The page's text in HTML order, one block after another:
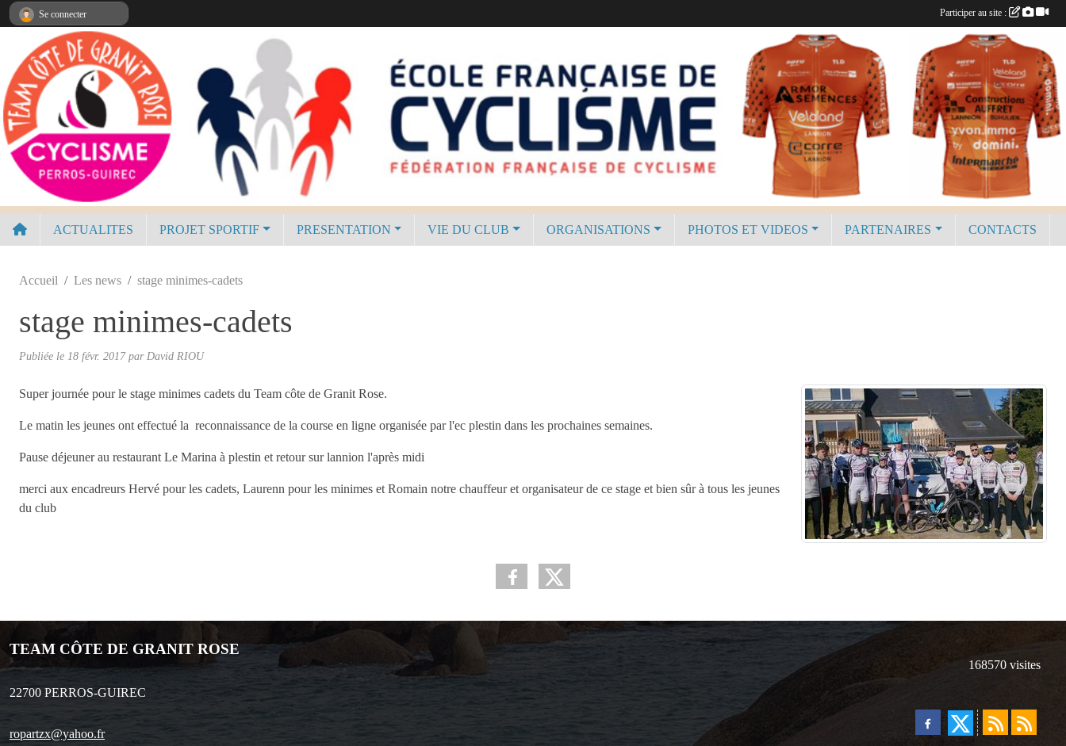
ACTUALITES PROJET SPORTIF PRESENTATION VIE DU CLUB ORGANISATIONS PHOTOS ET VIDEOS PARTENAIRES CONTACTS
Accueil Les news stage minimes-cadets
stage minimes-cadets
Publiée le 18 févr. 2017par David RIOU
Super journée pour le stage minimes cadets du Team côte de Granit Rose.
Le matin les jeunes ont effectué la reconnaissance de la course en ligne organisée par l'ec plestin dans les prochaines semaines.
Pause déjeuner au restaurant Le Marina à plestin et retour sur lannion l'après midi
merci aux encadreurs Hervé pour les cadets, Laurenn pour les minimes et Romain notre chauffeur et organisateur de ce stage et bien sûr à tous les jeunes
du club
TEAM CÔTE DE GRANIT ROSE
22700 PERROS-GUIREC
ropartzx@yahoo.fr
168570 visites
Se connecter Participer au site :
Panneau de gestion des cookies